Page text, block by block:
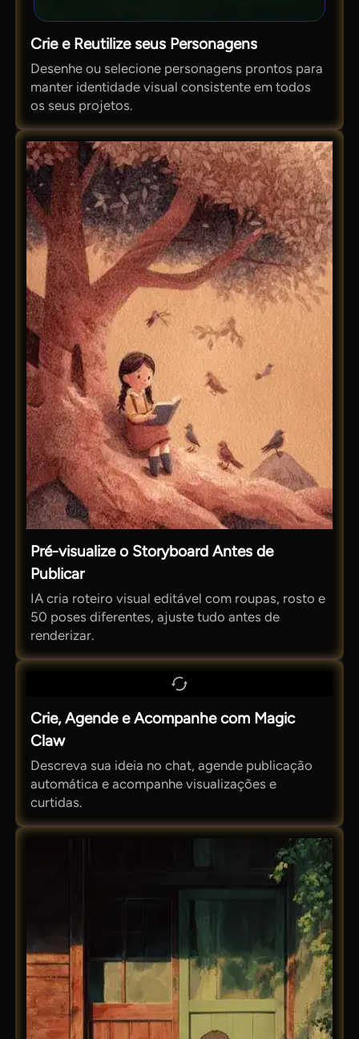
Crie e Reutilize seus Personagens
Desenhe ou selecione personagens prontos para
manter identidade visual consistente em todos
os seus projetos.
Pré-visualize o Storyboard Antes de
Publicar
IA cria roteiro visual editável com roupas, rosto e
50 poses diferentes, ajuste tudo antes de
renderizar.
Crie, Agende e Acompanhe com Magic
Claw
Descreva sua ideia no chat, agende publicação
automática e acompanhe visualizações e
curtidas.